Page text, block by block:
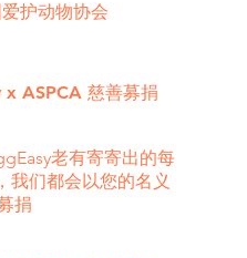
护动物协会
x ASPCA 慈善募捐
老有寄寄出的每
我们都会以您的名义
捐